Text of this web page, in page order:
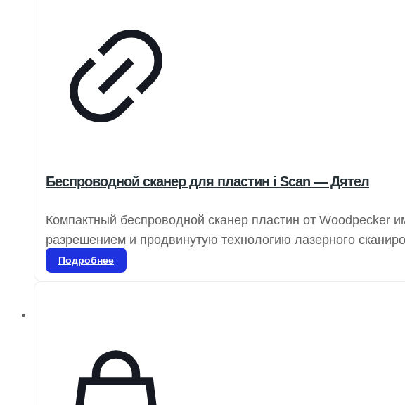
Беспроводной сканер для пластин i Scan — Дятел
Компактный беспроводной сканер пластин от Woodpecker
разрешением и продвинутую технологию лазерного
четкость и плавность изображений для точной
Подробнее